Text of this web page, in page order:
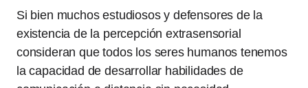
Si bien muchos estudiosos y defensores de la
existencia de la percepción extrasensorial
consideran que todos los seres humanos tenemos
la capacidad de desarrollar habilidades de